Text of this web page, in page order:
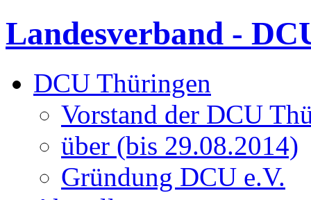
Landesverband -
DCU Thüringen
Vorstand der DCU
über (bis 29.08.2014)
Gründung DCU e.V.